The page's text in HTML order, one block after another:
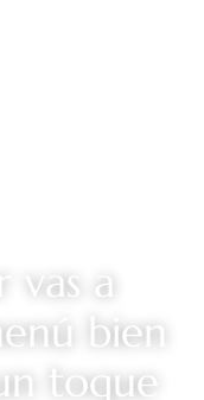
vas a
bien
toque